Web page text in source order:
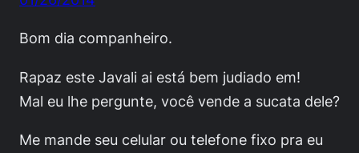
Bom dia companheiro.
Rapaz este Javali ai está bem judiado em!
Mal eu lhe pergunte, você vende a sucata dele?
Me mande seu celular ou telefone fixo pra eu